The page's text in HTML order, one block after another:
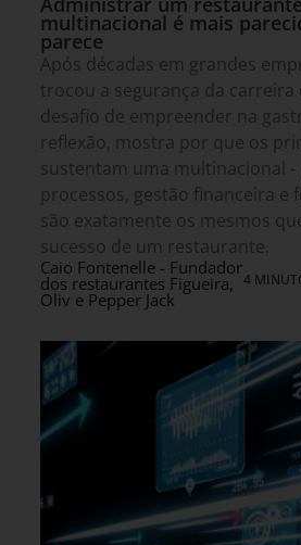
multinacional é mais
parece
Após décadas em grandes
trocou a segurança da
desafio de empreender na
reflexão, mostra por que os
sustentam uma multinacional -
processos, gestão financeira e
são exatamente os mesmos
sucesso de um restaurante.
Caio Fontenelle - Fundador
dos restaurantes Figueira,
Oliv e Pepper Jack
4